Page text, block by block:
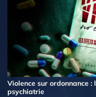
Violence sur ordonnance
psychiatrie